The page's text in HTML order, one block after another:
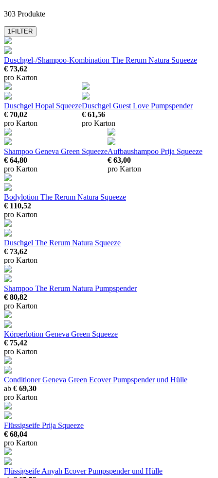
mehr anzeigen
303 Produkte
1FILTER
Duschgel-/Shampoo-Kombination The Rerum Natura Squeeze
€ 73,62
pro Karton
Duschgel Hopal Squeeze
€ 70,02
pro Karton
Duschgel Guest Love Pumpspender
€ 61,56
pro Karton
Shampoo Geneva Green Squeeze
€ 64,80
pro Karton
Aufbaushampoo Prija Squeeze
€ 63,00
pro Karton
Bodylotion The Rerum Natura Squeeze
€ 110,52
pro Karton
Duschgel The Rerum Natura Squeeze
€ 73,62
pro Karton
Shampoo The Rerum Natura Pumpspender
€ 80,82
pro Karton
Körperlotion Geneva Green Squeeze
€ 75,42
pro Karton
Conditioner Geneva Green EcoverPumpspender und Hülle
ab € 69,30
pro Karton
Flüssigseife Prija Squeeze
€ 68,04
pro Karton
Flüssigseife Anyah EcoverPumpspender und Hülle